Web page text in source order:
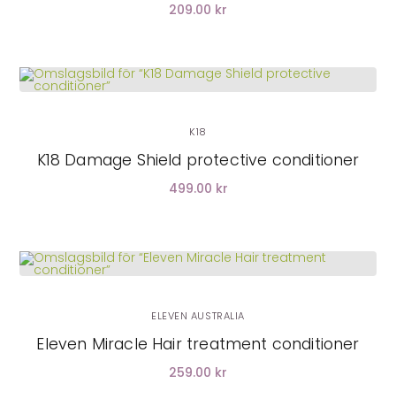
209.00 kr
LÄGG I VARUKORG
K18
K18 Damage Shield protective conditioner
499.00 kr
ELEVEN AUSTRALIA
Eleven Miracle Hair treatment conditioner
259.00 kr